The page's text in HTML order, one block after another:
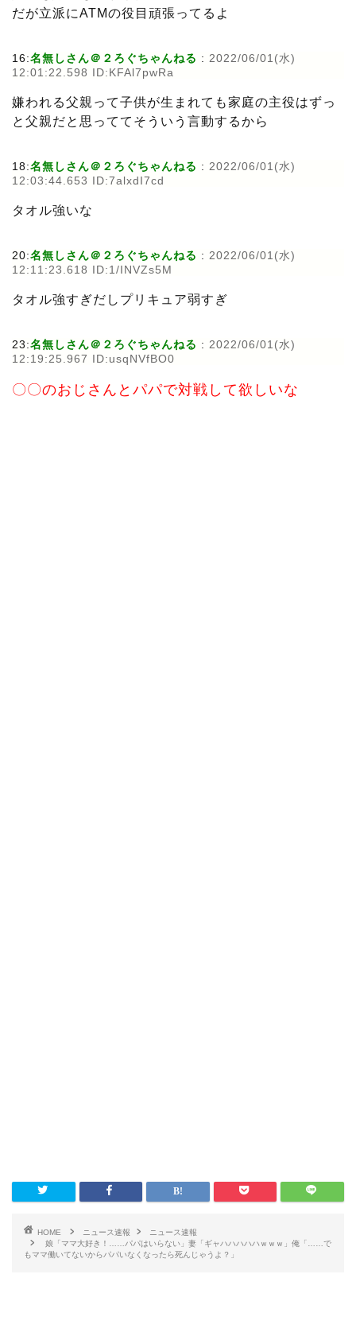
だが立派にATMの役目頑張ってるよ
16:名無しさん＠２ろぐちゃんねる : 2022/06/01(水)
12:01:22.598 ID:KFAl7pwRa
嫌われる父親って子供が生まれても家庭の主役はずっ
と父親だと思っててそういう言動するから
18:名無しさん＠２ろぐちゃんねる : 2022/06/01(水)
12:03:44.653 ID:7alxdI7cd
タオル強いな
20:名無しさん＠２ろぐちゃんねる : 2022/06/01(水)
12:11:23.618 ID:1/INVZs5M
タオル強すぎだしプリキュア弱すぎ
23:名無しさん＠２ろぐちゃんねる : 2022/06/01(水)
12:19:25.967 ID:usqNVfBO0
〇〇のおじさんとパパで対戦して欲しいな
HOME ニュース速報
ニュース速報
娘「ママ大好き！……パパはいらない」妻「ギャハハハハハｗｗｗ」俺「……で
もママ働いてないからパパいなくなったら死んじゃうよ？」